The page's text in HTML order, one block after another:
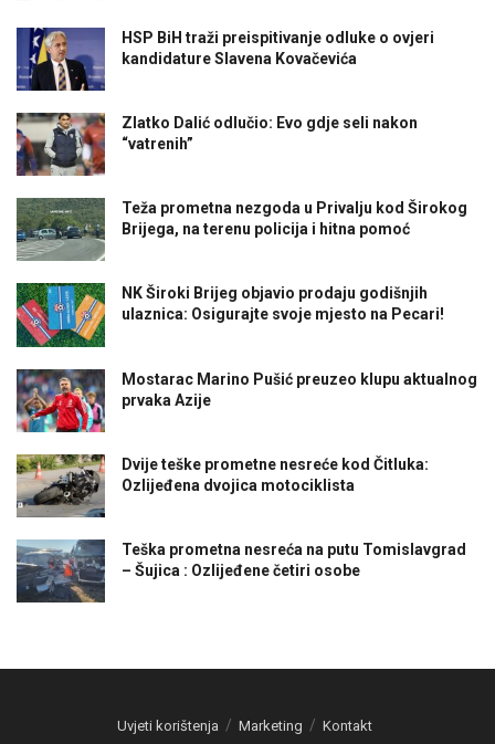
HSP BiH traži preispitivanje odluke o ovjeri
kandidature Slavena Kovačevića
Zlatko Dalić odlučio: Evo gdje seli nakon
“vatrenih”
Teža prometna nezgoda u Privalju kod Širokog
Brijega, na terenu policija i hitna pomoć
NK Široki Brijeg objavio prodaju godišnjih
ulaznica: Osigurajte svoje mjesto na Pecari!
Mostarac Marino Pušić preuzeo klupu aktualnog
prvaka Azije
Dvije teške prometne nesreće kod Čitluka:
Ozlijeđena dvojica motociklista
Teška prometna nesreća na putu Tomislavgrad
– Šujica : Ozlijeđene četiri osobe
Uvjeti korištenja Marketing Kontakt